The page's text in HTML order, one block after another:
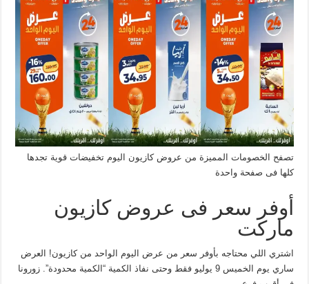
تصفح الخصومات المميزة من عروض كازيون اليوم تخفيضات قوية تجدها
كلها فى صفحة واحدة
أوفر سعر فى عروض كازيون
ماركت
اشتري اللي محتاجه بأوفر سعر من عرض اليوم الواحد من كازيون! العرض
ساري يوم الخميس 9 يوليو فقط وحتى نفاذ الكمية “الكمية محدودة”. زورونا